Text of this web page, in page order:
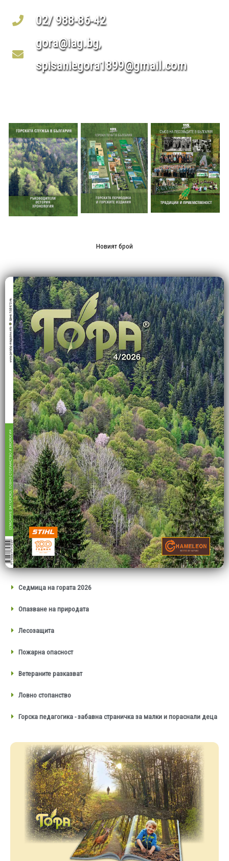
02/ 988-86-42
gora@iag.bg,
spisaniegora1899@gmail.com
Новият брой
Седмица на гората 2026
Опазване на природата
Лесозащита
Пожарна опасност
Ветераните разказват
Ловно стопанство
Горска педагогика - забавна страничка за малки и пораснали деца